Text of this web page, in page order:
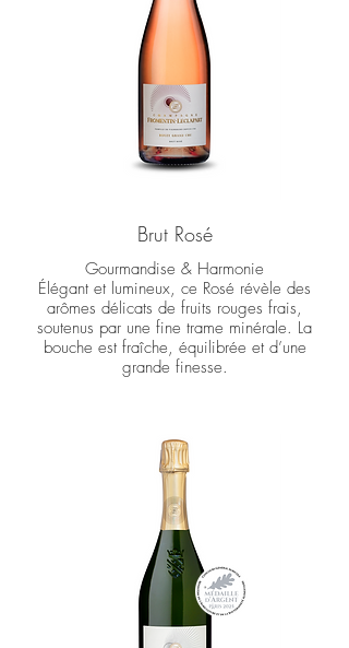
Brut Rosé
Gourmandise & Harmonie
Élégant et lumineux, ce Rosé révèle des
arômes délicats de fruits rouges frais,
soutenus par une fine trame minérale. La
bouche est fraîche, équilibrée et d’une
grande finesse.